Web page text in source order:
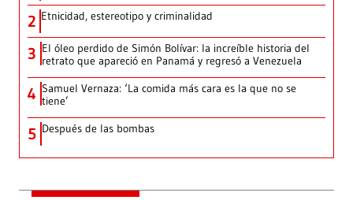
2 Etnicidad, estereotipo y criminalidad
3 El óleo perdido de Simón Bolívar: la increíble historia del
retrato que apareció en Panamá y regresó a Venezuela
4 Samuel Vernaza: ‘La comida más cara es la que no se
tiene’
5 Después de las bombas